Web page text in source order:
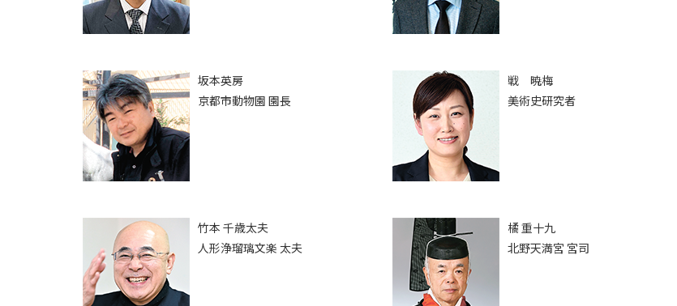
坂本英房
京都市動物園 園長
戦 暁梅
美術史研究者
竹本 千歳太夫
人形浄瑠璃文楽 太夫
橘 重十九
北野天満宮 宮司